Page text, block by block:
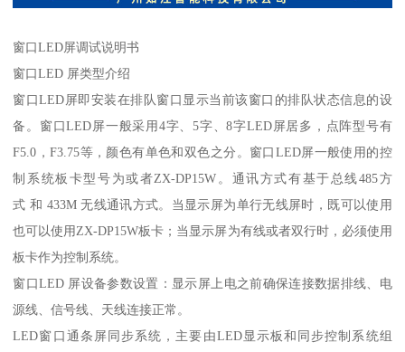
窗口LED屏调试说明书
窗口LED 屏类型介绍
窗口LED屏即安装在排队窗口显示当前该窗口的排队状态信息的设
备。窗口LED屏一般采用4字、5字、8字LED屏居多，点阵型号有
F5.0，F3.75等，颜色有单色和双色之分。窗口LED屏一般使用的控
制系统板卡型号为或者ZX-DP15W。通讯方式有基于总线485方
式 和 433M 无线通讯方式。当显示屏为单行无线屏时，既可以使用
也可以使用ZX-DP15W板卡；当显示屏为有线或者双行时，必须使用
板卡作为控制系统。
窗口LED 屏设备参数设置：显示屏上电之前确保连接数据排线、电
源线、信号线、天线连接正常。
LED窗口通条屏同步系统，主要由LED显示板和同步控制系统组